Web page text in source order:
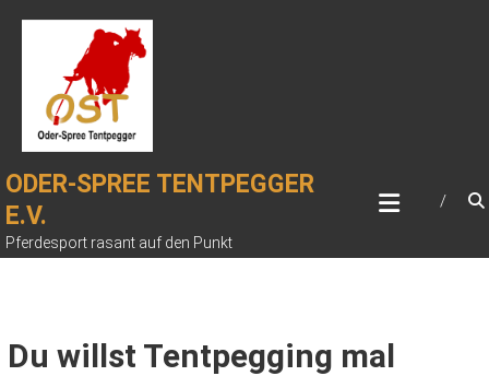
ODER-SPREE TENTPEGGER
E.V.
Pferdesport rasant auf den Punkt
Du willst Tentpegging mal